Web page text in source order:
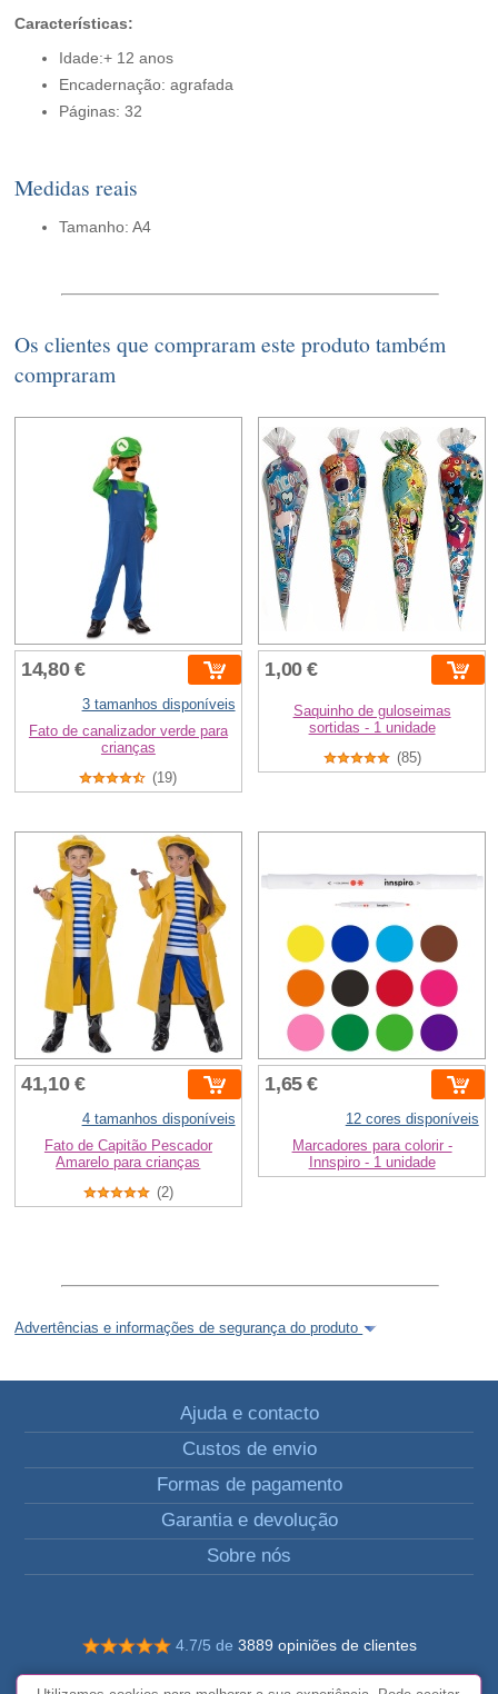
Características:
Idade:+ 12 anos
Encadernação: agrafada
Páginas: 32
Medidas reais
Tamanho: A4
Os clientes que compraram este produto também
compraram
14,80 €
3 tamanhos disponíveis
Fato de canalizador verde para
crianças
(19)
1,00 €
Saquinho de guloseimas
sortidas - 1 unidade
(85)
41,10 €
4 tamanhos disponíveis
Fato de Capitão Pescador
Amarelo para crianças
(2)
1,65 €
12 cores disponíveis
Marcadores para colorir -
Innspiro - 1 unidade
Advertências e informações de segurança do produto
Ajuda e contacto
Custos de envio
Formas de pagamento
Garantia e devolução
Sobre nós
4.7/5 de 3889 opiniões de clientes
© Todos os direitos reservados FunToCome